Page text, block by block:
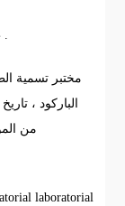
الباركود ،
من